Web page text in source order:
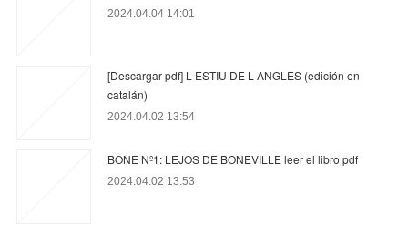
2024.04.04 14:01
[Descargar pdf] L ESTIU DE L ANGLES (edición en
catalán)
2024.04.02 13:54
BONE Nº1: LEJOS DE BONEVILLE leer el libro pdf
2024.04.02 13:53